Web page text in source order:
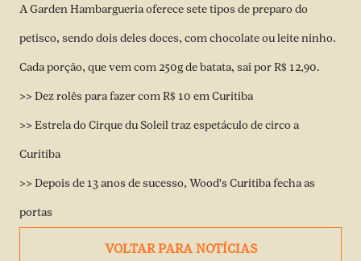
A Garden Hambargueria oferece sete tipos de preparo do
petisco, sendo dois deles doces, com chocolate ou leite ninho.
Cada porção, que vem com 250g de batata, sai por R$ 12,90.
>> Dez rolês para fazer com R$ 10 em Curitiba
>> Estrela do Cirque du Soleil traz espetáculo de circo a
Curitiba
>> Depois de 13 anos de sucesso, Wood's Curitiba fecha as
portas
VOLTAR PARA NOTÍCIAS